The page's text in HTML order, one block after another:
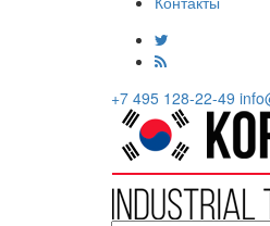
+7 495 128-22-49